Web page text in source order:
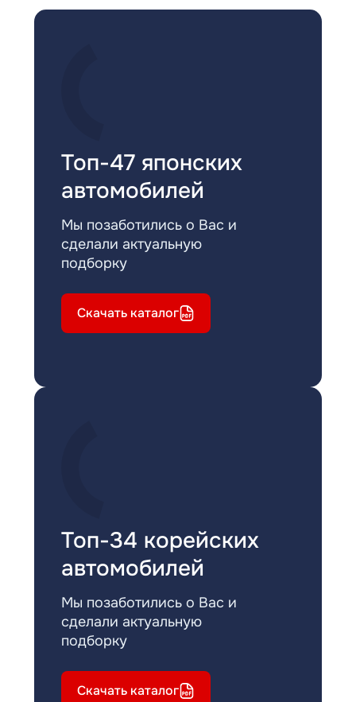
Топ-47 японских
автомобилей
Мы позаботились о Вас и
сделали актуальную
подборку
Скачать каталог
Топ-34 корейских
автомобилей
Мы позаботились о Вас и
сделали актуальную
подборку
Скачать каталог